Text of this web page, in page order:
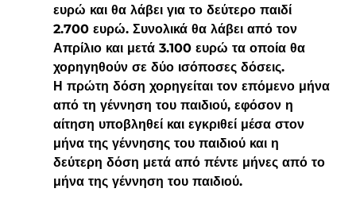
ευρώ και θα λάβει για το δεύτερο παιδί
2.700 ευρώ. Συνολικά θα λάβει από τον
Απρίλιο και μετά 3.100 ευρώ τα οποία θα
χορηγηθούν σε δύο ισόποσες δόσεις.
Η πρώτη δόση χορηγείται τον επόμενο μήνα
από τη γέννηση του παιδιού, εφόσον η
αίτηση υποβληθεί και εγκριθεί μέσα στον
μήνα της γέννησης του παιδιού και η
δεύτερη δόση μετά από πέντε μήνες από το
μήνα της γέννηση του παιδιού.